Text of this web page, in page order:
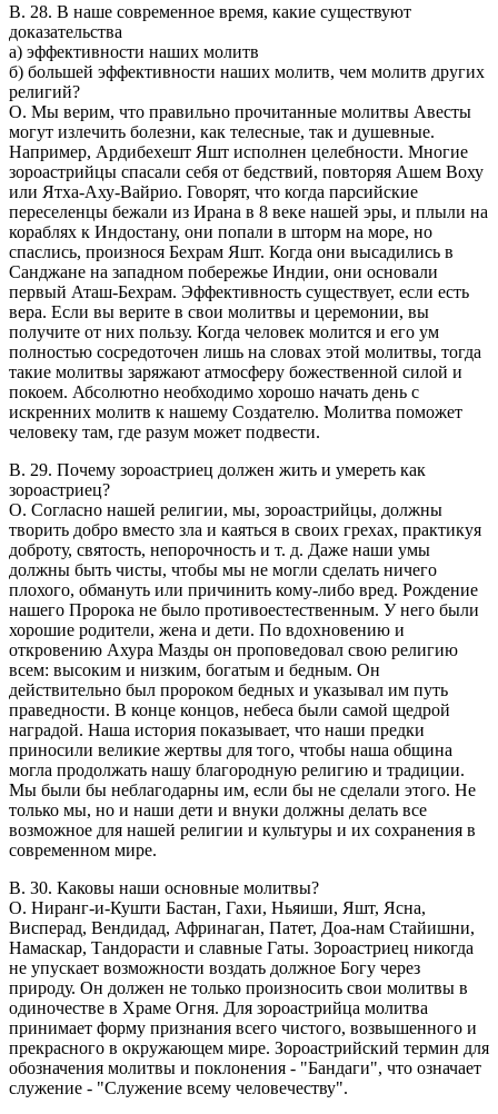
В. 28. В наше современное время, какие существуют
доказательства
а) эффективности наших молитв
б) большей эффективности наших молитв, чем молитв других
религий?
O. Мы верим, что правильно прочитанные молитвы Авесты
могут излечить болезни, как телесные, так и душевные.
Например, Ардибехешт Яшт исполнен целебности. Многие
зороастрийцы спасали себя от бедствий, повторяя Ашем Воху
или Ятха-Аху-Вайрио. Говорят, что когда парсийские
переселенцы бежали из Ирана в 8 веке нашей эры, и плыли на
кораблях к Индостану, они попали в шторм на море, но
спаслись, произнося Бехрам Яшт. Когда они высадились в
Санджане на западном побережье Индии, они основали
первый Аташ-Бехрам. Эффективность существует, если есть
вера. Если вы верите в свои молитвы и церемонии, вы
получите от них пользу. Когда человек молится и его ум
полностью сосредоточен лишь на словах этой молитвы, тогда
такие молитвы заряжают атмосферу божественной силой и
покоем. Абсолютно необходимо хорошо начать день с
искренних молитв к нашему Создателю. Молитва поможет
человеку там, где разум может подвести.
В. 29. Почему зороастриец должен жить и умереть как
зороастриец?
O. Согласно нашей религии, мы, зороастрийцы, должны
творить добро вместо зла и каяться в своих грехах, практикуя
доброту, святость, непорочность и т. д. Даже наши умы
должны быть чисты, чтобы мы не могли сделать ничего
плохого, обмануть или причинить кому-либо вред. Рождение
нашего Пророка не было противоестественным. У него были
хорошие родители, жена и дети. По вдохновению и
откровению Ахура Мазды он проповедовал свою религию
всем: высоким и низким, богатым и бедным. Он
действительно был пророком бедных и указывал им путь
праведности. В конце концов, небеса были самой щедрой
наградой. Наша история показывает, что наши предки
приносили великие жертвы для того, чтобы наша община
могла продолжать нашу благородную религию и традиции.
Мы были бы неблагодарны им, если бы не сделали этого. Не
только мы, но и наши дети и внуки должны делать все
возможное для нашей религии и культуры и их сохранения в
современном мире.
В. 30. Каковы наши основные молитвы?
О. Ниранг-и-Кушти Бастан, Гахи, Ньяиши, Яшт, Ясна,
Висперад, Вендидад, Афринаган, Патет, Доа-нам Стайишни,
Намаскар, Тандорасти и славные Гаты. Зороастриец никогда
не упускает возможности воздать должное Богу через
природу. Он должен не только произносить свои молитвы в
одиночестве в Храме Огня. Для зороастрийца молитва
принимает форму признания всего чистого, возвышенного и
прекрасного в окружающем мире. Зороастрийский термин для
обозначения молитвы и поклонения - "Бандаги", что означает
служение - "Служение всему человечеству".